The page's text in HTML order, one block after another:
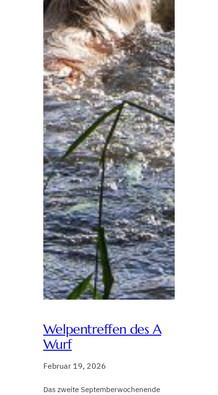
Welpentreffen des A
Wurf
Februar 19, 2026
Das zweite Septemberwochenende